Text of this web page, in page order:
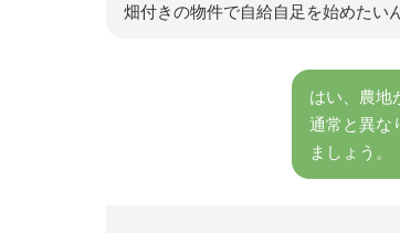
畑付きの物件で自給自足を始めたい
はい、農地
通常と異な
ましょう。